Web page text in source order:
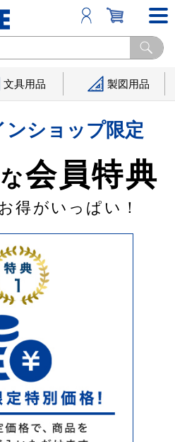
文具用品 製図用品
ンショップ限定
会員特典
得がいっぱい！